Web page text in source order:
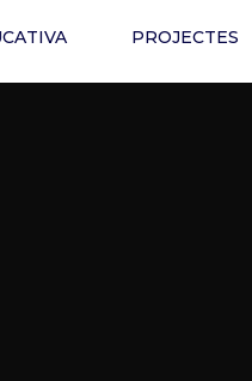
PROJECTES